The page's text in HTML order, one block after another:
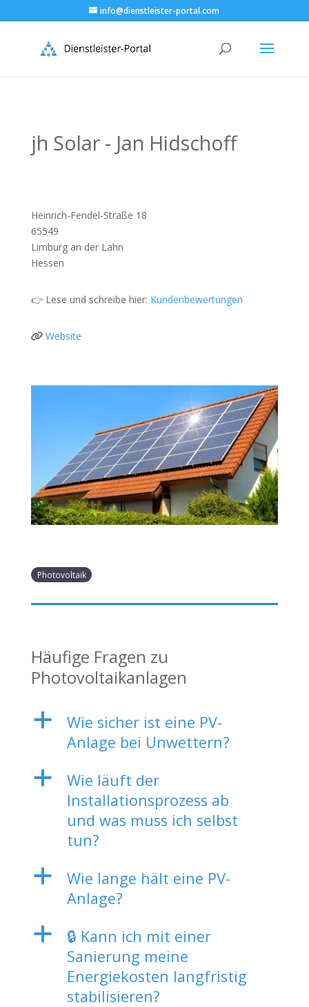
info@dienstleister-portal.com
jh Solar - Jan Hidschoff
Heinrich-Fendel-Straße 18
65549
Limburg an der Lahn
Hessen
👉 Lese und schreibe hier: Kundenbewertungen
Website
Photovoltaik
Häufige Fragen zu
Photovoltaikanlagen
a
Wie sicher ist eine PV-
Anlage bei Unwettern?
a
Wie läuft der
Installationsprozess ab
und was muss ich selbst
tun?
a
Wie lange hält eine PV-
Anlage?
a
🔒 Kann ich mit einer
Sanierung meine
Energiekosten langfristig
stabilisieren?